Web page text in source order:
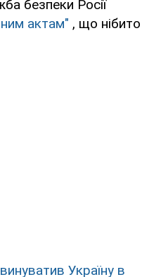
безпеки Росії
актам" , що нібито
Україну в